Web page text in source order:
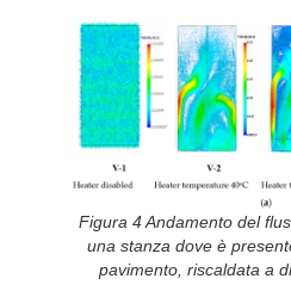
Figura 4 Andamento del
una stanza dove è
pavimento, riscaldata a